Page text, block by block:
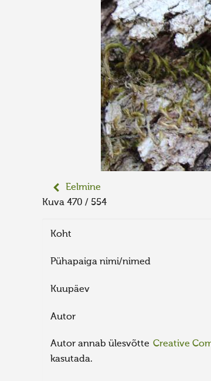
Eelmine
Kuva 470 / 554
Koht
Pühapaiga nimi/nimed
Kuupäev
Autor
Autor annab ülesvõtte Creative
kasutada.